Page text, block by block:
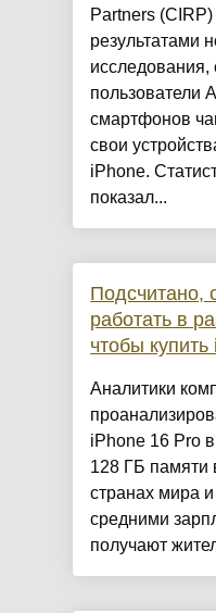
Partners
результатами
исследования,
пользователи
смартфонов
свои
iPhone.
показал...
Подсчитано,
работать в
чтобы
Аналитики
iPhone 16 Pro
128 ГБ памяти
странах мира
средними
получают